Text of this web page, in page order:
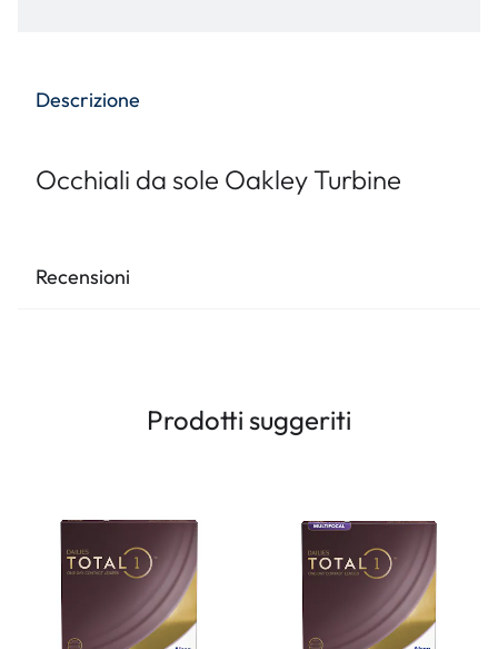
Descrizione
Occhiali da sole Oakley Turbine
Recensioni
Prodotti suggeriti